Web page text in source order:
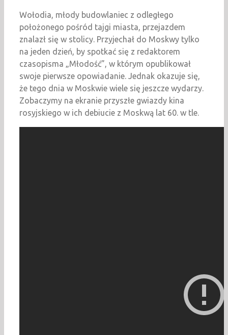
Wołodia, młody budowlaniec z odległego
położonego pośród tajgi miasta, przejazdem
znalazł się w stolicy. Przyjechał do Moskwy tylko
na jeden dzień, by spotkać się z redaktorem
czasopisma „Młodość”, w którym opublikował
swoje pierwsze opowiadanie. Jednak okazuje się,
że tego dnia w Moskwie wiele się jeszcze wydarzy.
Zobaczymy na ekranie przyszłe gwiazdy kina
rosyjskiego w ich debiucie z Moskwą lat 60. w tle.